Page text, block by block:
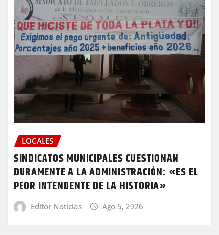
LOCALES
SINDICATOS MUNICIPALES CUESTIONAN
DURAMENTE A LA ADMINISTRACIÓN: «ES EL
PEOR INTENDENTE DE LA HISTORIA»
Editor Noticias Ago 5, 2026